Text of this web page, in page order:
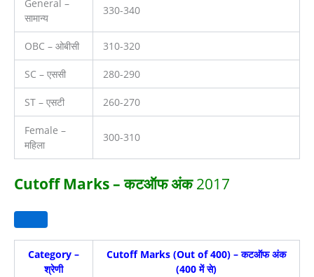
General –
सामान्य
330-340
OBC – ओबीसी 310-320
SC – एससी 280-290
ST – एसटी 260-270
Female –
महिला
300-310
Cutoff Marks – कटऑफ अंक2017
Category –
श्रेणी
Cutoff Marks (Out of 400) – कटऑफ अंक
(400 में से)